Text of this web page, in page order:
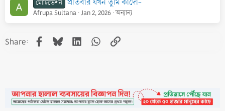
মোটিভেশন
Afrupa Sultana Jan 2, 2026 অন্যান্য
Share: Facebook
BlueskyLinkedInWhatsApp
Link